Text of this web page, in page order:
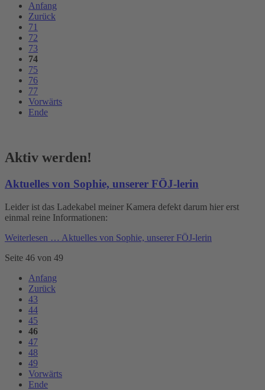
Anfang
Zurück
71
72
73
74
75
76
77
Vorwärts
Ende
Aktiv werden!
Aktuelles von Sophie, unserer FÖJ-lerin
Leider ist das Ladekabel meiner Kamera defekt darum hier erst
einmal reine Informationen:
Weiterlesen … Aktuelles von Sophie, unserer FÖJ-lerin
Seite 46 von 49
Anfang
Zurück
43
44
45
46
47
48
49
Vorwärts
Ende